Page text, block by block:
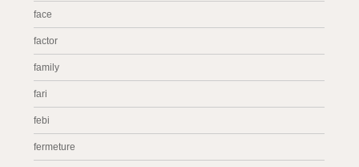
face
factor
family
fari
febi
fermeture